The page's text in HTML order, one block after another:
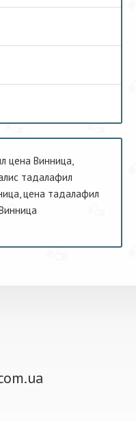
цена Винница,
тадалафил
цена тадалафил